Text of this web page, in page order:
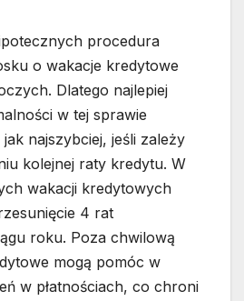
procedura
o wakacje kredytowe
Dlatego najlepiej
w tej sprawie
jak najszybciej, jeśli zależy
kolejnej raty kredytu. W
wakacji kredytowych
4 rat
roku. Poza chwilową
mogą pomóc w
w płatnościach, co chroni